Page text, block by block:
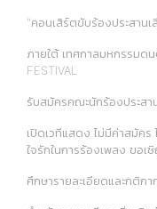
"คอนเสิร์ตขับร้องประสาน
ภายใต้ เทศกาลมหกรรมด
FESTIVAL
รับสมัครคณะนักร้องประสา
เปิดเวทีแสดง ไม่มีค่าสมัค
ใจรักในการร้องเพลง ขอ
ศึกษารายละเอียดและกติก